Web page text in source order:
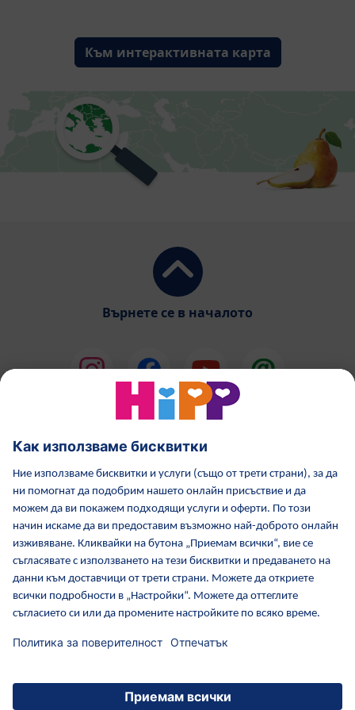
Към интерактивната карта
Върнете се в началото
HiPP по време бременност
Политика за поверителност
Общи условия
Отпечатване
Повече за HiPP Контакти